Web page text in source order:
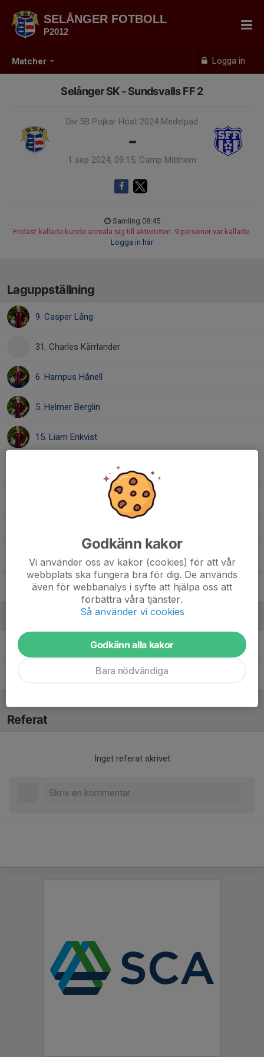
Matcher Logga in
SELÅNGER FOTBOLL
P2012
Selånger SK - Sundsvalls FF 2
Div 5B Pojkar Höst 2024 Medelpad
-
1 sep 2024, 09:15, Camp Mitthem
Samling 08:45
Endast kallade kunde anmäla sig till aktiviteten. 9 personer var kallade.
Logga in här
Laguppställning
9. Casper Lång
31. Charles Kärrlander
6. Hampus Hånell
5. Helmer Berglin
15. Liam Enkvist
14. Vilde Olsson
24. Winston Andersson
Henrik HenningssonTränare
Tränare
Referat
Inget referat skrivet
Godkänn kakor
Vi använder oss av kakor (cookies) för att vår
webbplats ska fungera bra för dig. De används
även för webbanalys i syfte att hjälpa oss att
förbättra våra tjänster.
Så använder vi cookies
Godkänn alla kakor
Bara nödvändiga